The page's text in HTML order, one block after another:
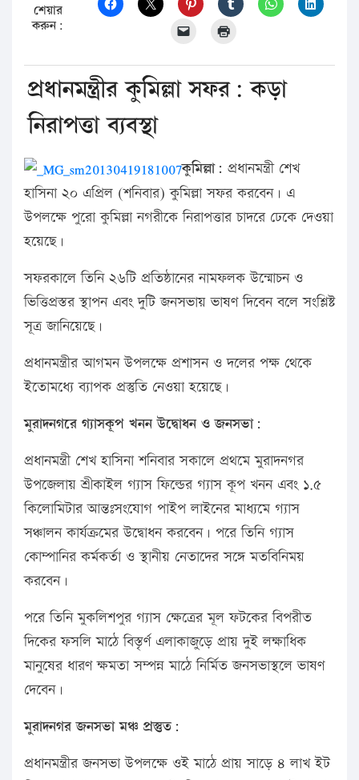
শেয়ার
করুন:
প্রধানমন্ত্রীর কুমিল্লা সফর: কড়া
নিরাপত্তা ব্যবস্থা
কুমিল্লা: প্রধানমন্ত্রী শেখ
হাসিনা ২০ এপ্রিল (শনিবার) কুমিল্লা সফর করবেন। এ
উপলক্ষে পুরো কুমিল্লা নগরীকে নিরাপত্তার চাদরে ঢেকে দেওয়া
হয়েছে।
সফরকালে তিনি ২৬টি প্রতিষ্ঠানের নামফলক উন্মোচন ও
ভিত্তিপ্রস্তর স্থাপন এবং দুটি জনসভায় ভাষণ দিবেন বলে সংশ্লিষ্ট
সূত্র জানিয়েছে।
প্রধানমন্ত্রীর আগমন উপলক্ষে প্রশাসন ও দলের পক্ষ থেকে
ইতোমধ্যে ব্যাপক প্রস্তুতি নেওয়া হয়েছে।
মুরাদনগরে গ্যাসকূপ খনন উদ্বোধন ও জনসভা:
প্রধানমন্ত্রী শেখ হাসিনা শনিবার সকালে প্রথমে মুরাদনগর
উপজেলায় শ্রীকাইল গ্যাস ফিল্ডের গ্যাস কূপ খনন এবং ১.৫
কিলোমিটার আন্তঃসংযোগ পাইপ লাইনের মাধ্যমে গ্যাস
সঞ্চালন কার্যক্রমের উদ্বোধন করবেন। পরে তিনি গ্যাস
কোম্পানির কর্মকর্তা ও স্থানীয় নেতাদের সঙ্গে মতবিনিময়
করবেন।
পরে তিনি মুকলিশপুর গ্যাস ক্ষেত্রের মূল ফটকের বিপরীত
দিকের ফসলি মাঠে বিস্তৃর্ণ এলাকাজুড়ে প্রায় দুই লক্ষাধিক
মানুষের ধারণ ক্ষমতা সম্পন্ন মাঠে নির্মিত জনসভাস্থলে ভাষণ
দেবেন।
মুরাদনগর জনসভা মঞ্চ প্রস্তুত:
প্রধানমন্ত্রীর জনসভা উপলক্ষে ওই মাঠে প্রায় সাড়ে ৪ লাখ ইট